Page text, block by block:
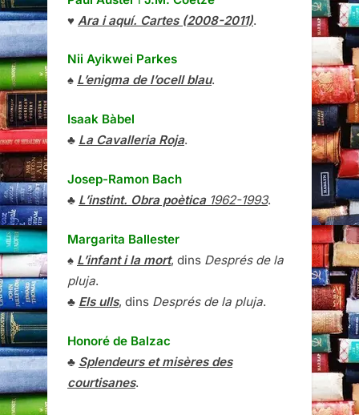
♥ Ara i aquí. Cartes (2008-2011).
Nii Ayikwei Parkes
♠ L’enigma de l’ocell blau.
Isaak Bàbel
♣ La Cavalleria Roja.
Josep-Ramon Bach
♣ L’instint. Obra poètica1962-1993.
Margarita Ballester
♠ L’infant i la mort, dins Després de la
pluja.
♣ Els ulls, dins Després de la pluja.
Honoré de Balzac
♣ Splendeurs et misères des
courtisanes.